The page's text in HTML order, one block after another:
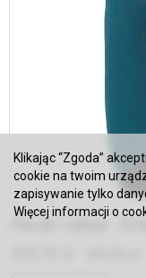
Plecak i sakwa -
Klikając “Zgoda”
cookie na twoim
zapisywanie tylko
Więcej informacji o